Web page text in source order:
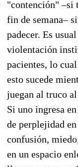
"contención" –si
fin de semana–
padecer. Es
violentación
pacientes, lo
esto sucede
juegan al truco
Si uno ingresa
de perplejidad
confusión,
en un espacio